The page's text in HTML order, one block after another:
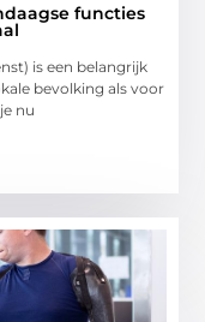
functies
is een belangrijk
bevolking als voor
nu